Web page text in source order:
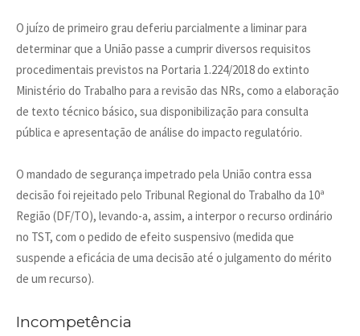
O juízo de primeiro grau deferiu parcialmente a liminar para
determinar que a União passe a cumprir diversos requisitos
procedimentais previstos na Portaria 1.224/2018 do extinto
Ministério do Trabalho para a revisão das NRs, como a elaboração
de texto técnico básico, sua disponibilização para consulta
pública e apresentação de análise do impacto regulatório.
O mandado de segurança impetrado pela União contra essa
decisão foi rejeitado pelo Tribunal Regional do Trabalho da 10ª
Região (DF/TO), levando-a, assim, a interpor o recurso ordinário
no TST, com o pedido de efeito suspensivo (medida que
suspende a eficácia de uma decisão até o julgamento do mérito
de um recurso).
Incompetência